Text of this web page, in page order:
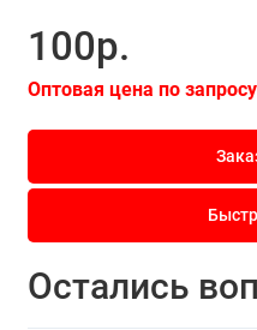
100р.
Оптовая цена по запросу
Остались